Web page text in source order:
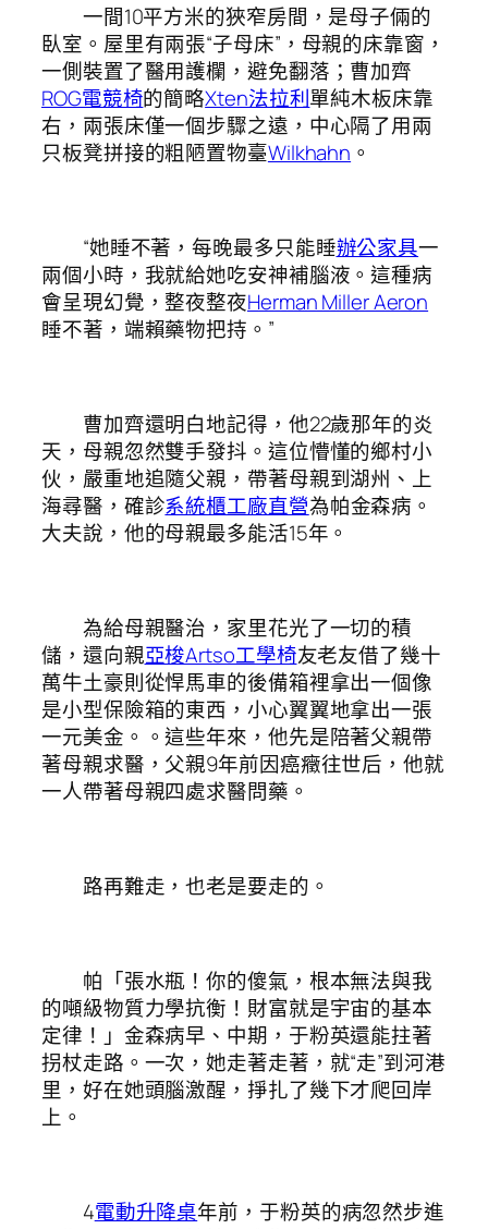
一間10平方米的狹窄房間，是母子倆的
臥室。屋里有兩張“子母床”，母親的床靠窗，
一側裝置了醫用護欄，避免翻落；曹加齊
ROG電競椅的簡略Xten法拉利單純木板床靠
右，兩張床僅一個步驟之遠，中心隔了用兩
只板凳拼接的粗陋置物臺Wilkhahn 。
“她睡不著，每晚最多只能睡辦公家具一
兩個小時，我就給她吃安神補腦液。這種病
會呈現幻覺，整夜整夜Herman Miller Aeron
睡不著，端賴藥物把持。”
曹加齊還明白地記得，他22歲那年的炎
天，母親忽然雙手發抖。這位懵懂的鄉村小
伙，嚴重地追隨父親，帶著母親到湖州、上
海尋醫，確診系統櫃工廠直營為帕金森病。
大夫說，他的母親最多能活15年。
為給母親醫治，家里花光了一切的積
儲，還向親亞梭Artso工學椅友老友借了幾十
萬牛土豪則從悍馬車的後備箱裡拿出一個像
是小型保險箱的東西，小心翼翼地拿出一張
一元美金。。這些年來，他先是陪著父親帶
著母親求醫，父親9年前因癌癥往世后，他就
一人帶著母親四處求醫問藥。
路再難走，也老是要走的。
帕「張水瓶！你的傻氣，根本無法與我
的噸級物質力學抗衡！財富就是宇宙的基本
定律！」金森病早、中期，于粉英還能拄著
拐杖走路。一次，她走著走著，就“走”到河港
里，好在她頭腦激醒，掙扎了幾下才爬回岸
上。
4電動升降桌年前，于粉英的病忽然步進